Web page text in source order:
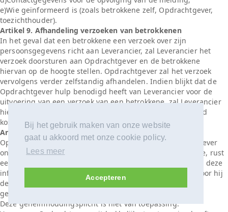
Bij het gebruik maken van onze website
gaat u akkoord met onze cookie policy.
Lees meer
Accepteren
e)Wie geïnformeerd is (zoals betrokkene zelf, Opdrachtgever,
toezichthouder).
Artikel 9. Afhandeling verzoeken van betrokkenen
In het geval dat een betrokkene een verzoek over zijn
persoonsgegevens richt aan Leverancier, zal Leverancier het
verzoek doorsturen aan Opdrachtgever en de betrokkene
hiervan op de hoogte stellen. Opdrachtgever zal het verzoek
vervolgens verder zelfstandig afhandelen. Indien blijkt dat de
Opdrachtgever hulp benodigd heeft van Leverancier voor de
uitvoering van een verzoek van een betrokkene, zal Leverancier
hieraan meewerken en kan Leverancier hiervoor onverwijld
kosten in rekening brengen.
Artikel 10. Geheimhouding en vertrouwelijkheid
Op alle Persoonsgegevens die Leverancier van Opdrachtgever
ontvangt en/of zelf verzamelt in het kader van deze Bijlage, rust
een geheimhoudingsplicht jegens derden. Leverancier zal deze
informatie niet voor een ander doel gebruiken dan waarvoor hij
deze heeft verkregen, tenzij deze in een zodanige vorm is
gebracht dat deze niet tot betrokkenen herleidbaar is.
Deze geheimhoudingsplicht is niet van toepassing: